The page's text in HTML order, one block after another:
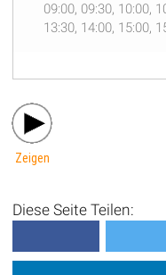
09:00, 09:30, 10:00,
13:30, 14:00, 15:00,
Zeigen
Diese Seite Teilen: